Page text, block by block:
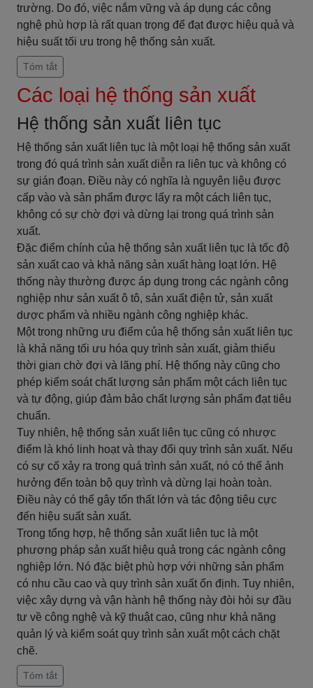
trường. Do đó, việc nắm vững và áp dụng các công
nghệ phù hợp là rất quan trọng để đạt được hiệu quả và
hiệu suất tối ưu trong hệ thống sản xuất.
Tóm tắt
Các loại hệ thống sản xuất
Hệ thống sản xuất liên tục
Hệ thống sản xuất liên tục là một loại hệ thống sản xuất
trong đó quá trình sản xuất diễn ra liên tục và không có
sự gián đoạn. Điều này có nghĩa là nguyên liệu được
cấp vào và sản phẩm được lấy ra một cách liên tục,
không có sự chờ đợi và dừng lại trong quá trình sản
xuất.
Đặc điểm chính của hệ thống sản xuất liên tục là tốc độ
sản xuất cao và khả năng sản xuất hàng loạt lớn. Hệ
thống này thường được áp dụng trong các ngành công
nghiệp như sản xuất ô tô, sản xuất điện tử, sản xuất
dược phẩm và nhiều ngành công nghiệp khác.
Một trong những ưu điểm của hệ thống sản xuất liên tục
là khả năng tối ưu hóa quy trình sản xuất, giảm thiểu
thời gian chờ đợi và lãng phí. Hệ thống này cũng cho
phép kiểm soát chất lượng sản phẩm một cách liên tục
và tự động, giúp đảm bảo chất lượng sản phẩm đạt tiêu
chuẩn.
Tuy nhiên, hệ thống sản xuất liên tục cũng có nhược
điểm là khó linh hoạt và thay đổi quy trình sản xuất. Nếu
có sự cố xảy ra trong quá trình sản xuất, nó có thể ảnh
hưởng đến toàn bộ quy trình và dừng lại hoàn toàn.
Điều này có thể gây tổn thất lớn và tác động tiêu cực
đến hiệu suất sản xuất.
Trong tổng hợp, hệ thống sản xuất liên tục là một
phương pháp sản xuất hiệu quả trong các ngành công
nghiệp lớn. Nó đặc biệt phù hợp với những sản phẩm
có nhu cầu cao và quy trình sản xuất ổn định. Tuy nhiên,
việc xây dựng và vận hành hệ thống này đòi hỏi sự đầu
tư về công nghệ và kỹ thuật cao, cũng như khả năng
quản lý và kiểm soát quy trình sản xuất một cách chặt
chẽ.
Tóm tắt